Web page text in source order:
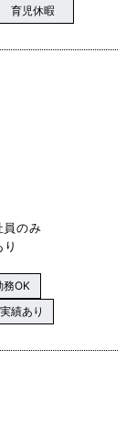
育児休暇
のみ
務OK
績あり